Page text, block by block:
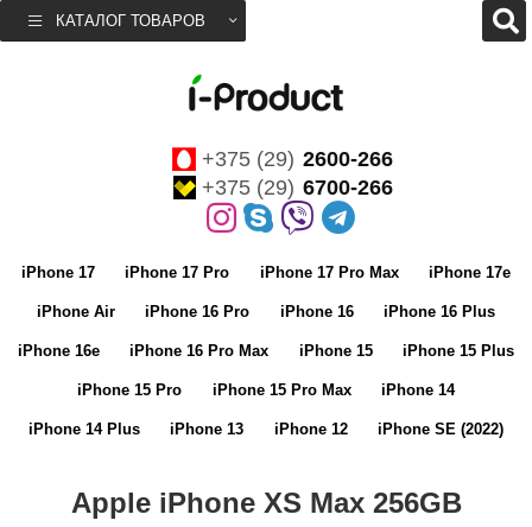
КАТАЛОГ ТОВАРОВ
+375 (29) 2600-266
+375 (29) 6700-266
iPhone 17 iPhone 17 Pro iPhone 17 Pro Max iPhone 17e
iPhone Air iPhone 16 Pro iPhone 16 iPhone 16 Plus
iPhone 16e iPhone 16 Pro Max iPhone 15 iPhone 15 Plus
iPhone 15 Pro iPhone 15 Pro Max iPhone 14
iPhone 14 Plus iPhone 13 iPhone 12 iPhone SE (2022)
Apple iPhone XS Max 256GB